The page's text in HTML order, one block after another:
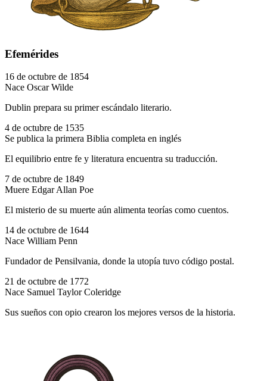
Efemérides
16 de octubre de 1854
Nace Oscar Wilde
Dublin prepara su primer escándalo literario.
4 de octubre de 1535
Se publica la primera Biblia completa en inglés
El equilibrio entre fe y literatura encuentra su traducción.
7 de octubre de 1849
Muere Edgar Allan Poe
El misterio de su muerte aún alimenta teorías como cuentos.
14 de octubre de 1644
Nace William Penn
Fundador de Pensilvania, donde la utopía tuvo código postal.
21 de octubre de 1772
Nace Samuel Taylor Coleridge
Sus sueños con opio crearon los mejores versos de la historia.